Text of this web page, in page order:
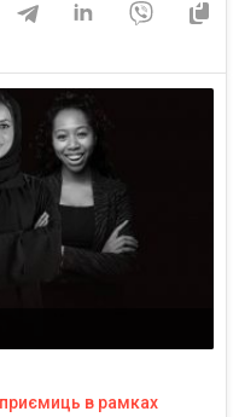
надати їм можливість
України. […]
в рамках